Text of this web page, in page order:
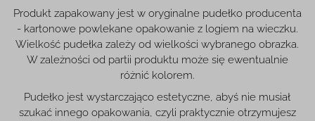
Produkt zapakowany jest w oryginalne pudełko producenta
- kartonowe powlekane opakowanie z logiem na wieczku.
Wielkość pudełka zależy od wielkości wybranego obrazka.
W zależności od partii produktu może się ewentualnie
różnić kolorem.
Pudełko jest wystarczająco estetyczne, abyś nie musiał
szukać innego opakowania, czyli praktycznie otrzymujesz